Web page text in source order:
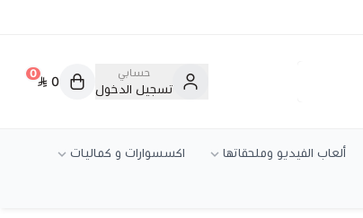
حسابي
تسجيل الدخول
0
0
ألعاب الفيديو وملحقاتها اكسسوارات و كماليات